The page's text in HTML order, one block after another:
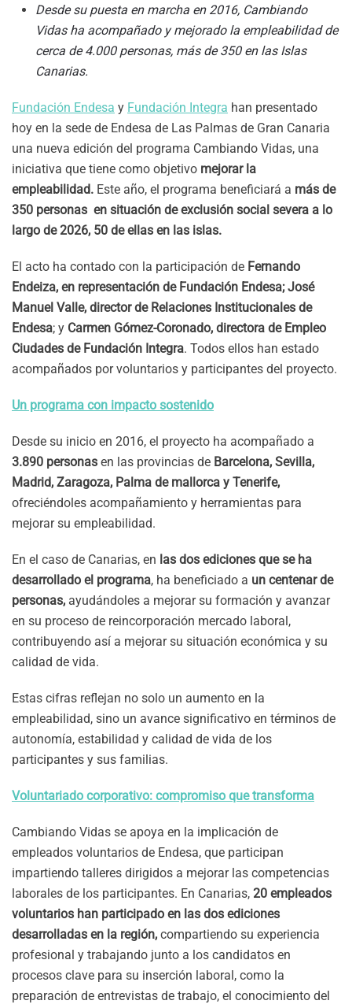
Desde su puesta en marcha en 2016, Cambiando
Vidas ha acompañado y mejorado la empleabilidad de
cerca de 4.000 personas, más de 350 en las Islas
Canarias.
Fundación Endesa y Fundación Integra han presentado
hoy en la sede de Endesa de Las Palmas de Gran Canaria
una nueva edición del programa Cambiando Vidas, una
iniciativa que tiene como objetivo mejorar la
empleabilidad. Este año, el programa beneficiará a más de
350 personas en situación de exclusión social severa a lo
largo de 2026, 50 de ellas en las islas.
El acto ha contado con la participación de Fernando
Endeiza, en representación de Fundación Endesa; José
Manuel Valle, director de Relaciones Institucionales de
Endesa; y Carmen Gómez-Coronado, directora de Empleo
Ciudades de Fundación Integra. Todos ellos han estado
acompañados por voluntarios y participantes del proyecto.
Un programa con impacto sostenido
Desde su inicio en 2016, el proyecto ha acompañado a
3.890 personas en las provincias de Barcelona, Sevilla,
Madrid, Zaragoza, Palma de mallorca y Tenerife,
ofreciéndoles acompañamiento y herramientas para
mejorar su empleabilidad.
En el caso de Canarias, en las dos ediciones que se ha
desarrollado el programa, ha beneficiado a un centenar de
personas, ayudándoles a mejorar su formación y avanzar
en su proceso de reincorporación mercado laboral,
contribuyendo así a mejorar su situación económica y su
calidad de vida.
Estas cifras reflejan no solo un aumento en la
empleabilidad, sino un avance significativo en términos de
autonomía, estabilidad y calidad de vida de los
participantes y sus familias.
Voluntariado corporativo: compromiso que transforma
Cambiando Vidas se apoya en la implicación de
empleados voluntarios de Endesa, que participan
impartiendo talleres dirigidos a mejorar las competencias
laborales de los participantes. En Canarias, 20 empleados
voluntarios han participado en las dos ediciones
desarrolladas en la región, compartiendo su experiencia
profesional y trabajando junto a los candidatos en
procesos clave para su inserción laboral, como la
preparación de entrevistas de trabajo, el conocimiento del